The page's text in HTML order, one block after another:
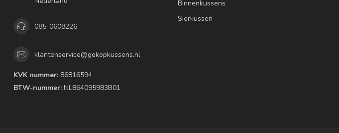
085-0608226
klantenservice@gekopkussens.nl
KVK nummer: 86816594
BTW-nummer: NL864095983B01
Binnenkussens
Sierkussen